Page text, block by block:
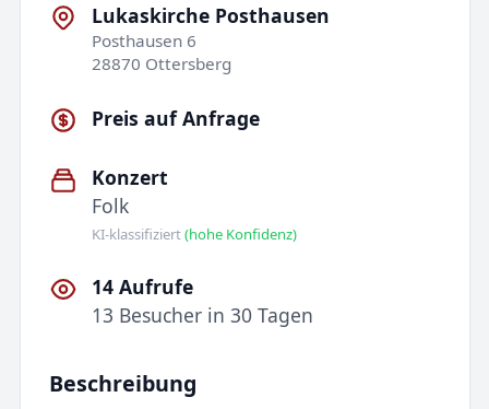
Lukaskirche Posthausen
Posthausen 6
28870 Ottersberg
Preis auf Anfrage
Konzert
Folk
KI-klassifiziert(hohe Konfidenz)
14 Aufrufe
13 Besucher in 30 Tagen
Beschreibung